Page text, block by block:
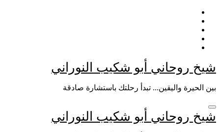
التجاوز
المحتوى
شيخ روحاني أبو شكيب النوراني
بين الحيرة واليقين... تبدأ رحلتك باستشارة صادقة
شيخ روحاني أبو شكيب النوراني